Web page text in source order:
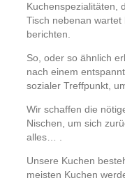
Kuchenspezialitäten,
Tisch nebenan
berichten.
So, oder so ähnlich
nach einem
sozialer Treffpunkt,
Wir schaffen die
Nischen, um sich
alles… .
Unsere Kuchen
meisten Kuchen